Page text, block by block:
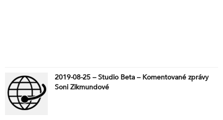
2019-08-25 – Studio Beta – Komentované zprávy
Soni Zikmundové